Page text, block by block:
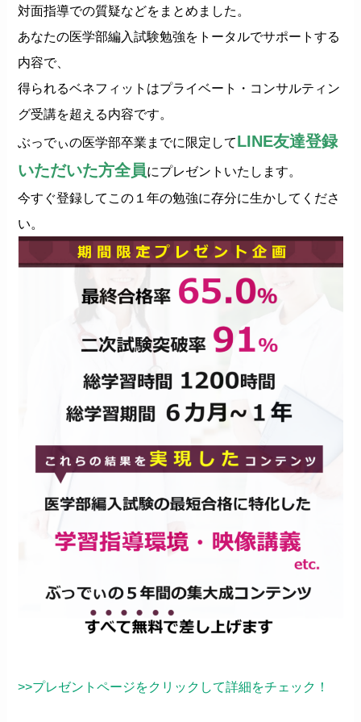
対面指導での質疑などをまとめました。
あなたの医学部編入試験勉強をトータルでサポートする
内容で、
得られるベネフィットはプライベート・コンサルティン
グ受講を超える内容です。
ぶっでぃの医学部卒業までに限定してLINE友達登録
いただいた方全員にプレゼントいたします。
今すぐ登録してこの１年の勉強に存分に生かしてくださ
い。
>>プレゼントページをクリックして詳細をチェック！